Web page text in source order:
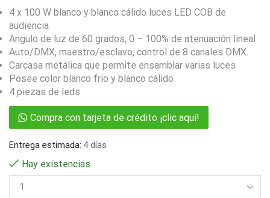
4 x 100 W blanco y blanco cálido luces LED COB de
audiencia
Angulo de luz de 60 grados, 0 – 100% de atenuación lineal
Auto/DMX, maestro/esclavo, control de 8 canales DMX.
Carcasa metálica que permite ensamblar varias luces
Posee color blanco frio y blanco cálido
4 piezas de leds
Compra con tarjeta de crédito ¡clic aquí!
Entrega estimada: 4 días
Hay existencias